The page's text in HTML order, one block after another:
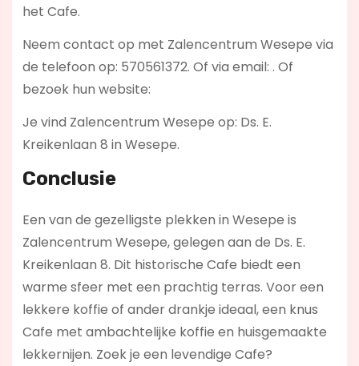
het Cafe.
Neem contact op met Zalencentrum Wesepe via
de telefoon op: 570561372. Of via email: . Of
bezoek hun website:
Je vind Zalencentrum Wesepe op: Ds. E.
Kreikenlaan 8 in Wesepe.
Conclusie
Een van de gezelligste plekken in Wesepe is
Zalencentrum Wesepe, gelegen aan de Ds. E.
Kreikenlaan 8. Dit historische Cafe biedt een
warme sfeer met een prachtig terras. Voor een
lekkere koffie of ander drankje ideaal, een knus
Cafe met ambachtelijke koffie en huisgemaakte
lekkernijen. Zoek je een levendige Cafe?